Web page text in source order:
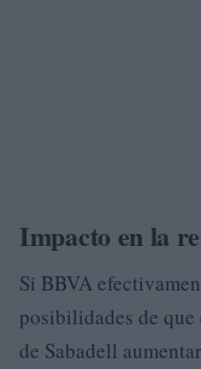
Impacto en la
Si BBVA
posibilidades de que
de Sabadell